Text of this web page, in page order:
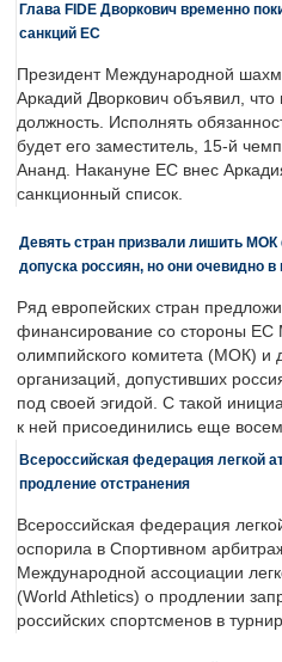
Глава FIDE Дворкович временно
санкций ЕС
Президент Международной
Аркадий Дворкович объявил,
должность. Исполнять
будет его заместитель, 15-й
Ананд. Накануне ЕС внес
санкционный список.
Девять стран призвали лишить
допуска россиян, но они очевидно
Ряд европейских стран
финансирование со стороны ЕС
олимпийского комитета (МОК) и
организаций, допустивших
под своей эгидой. С такой
к ней присоединились еще
Всероссийская федерация легкой
продление отстранения
Всероссийская федерация
оспорила в Спортивном
Международной ассоциации
(World Athletics) о продлении
российских спортсменов в